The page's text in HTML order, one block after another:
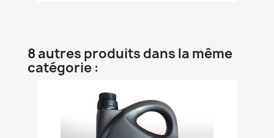
8 autres produits dans la même
catégorie :